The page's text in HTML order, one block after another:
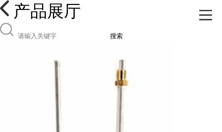
产品展厅
搜索